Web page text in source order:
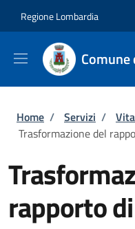
Regione Lombardia
Briciole di
Home / Servizi /
Trasformazione del
rapporto